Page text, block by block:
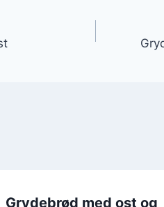
Grydebrød med ost og